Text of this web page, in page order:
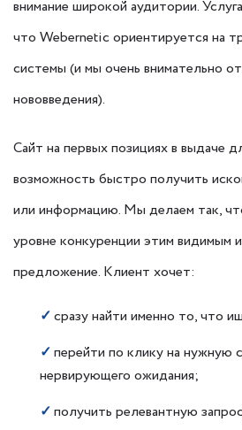
внимание широкой аудитории.
что Webernetic ориентируется на
системы (и мы очень внимательно
нововведения).
Сайт на первых позициях в выдаче
возможность быстро получить
или информацию. Мы делаем так,
уровне конкуренции этим видимым
предложение. Клиент хочет:
✓сразу найти именно то, что
✓перейти по клику на нужную
нервирующего ожидания;
✓получить релевантную